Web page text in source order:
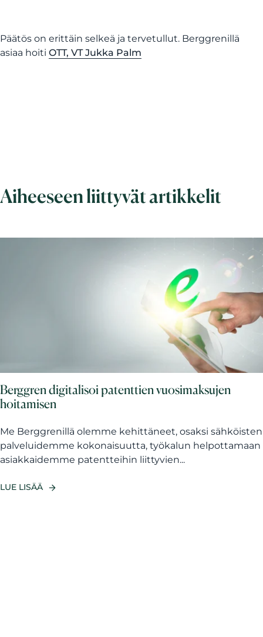
Päätös on erittäin selkeä ja tervetullut. Berggrenillä
asiaa hoiti OTT, VT Jukka Palm
Aiheeseen liittyvät artikkelit
Berggren digitalisoi patenttien vuosimaksujen
hoitamisen
Me Berggrenillä olemme kehittäneet, osaksi sähköisten
palveluidemme kokonaisuutta, työkalun helpottamaan
asiakkaidemme patentteihin liittyvien...
LUE LISÄÄ